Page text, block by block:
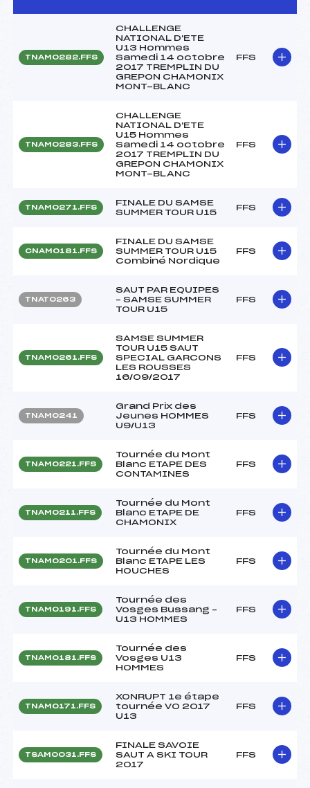
TNAM0282.FFS
CHALLENGE
NATIONAL D'ETE
U13 Hommes
Samedi 14 octobre
2017 TREMPLIN DU
GREPON CHAMONIX
MONT-BLANC
FFS
TNAM0283.FFS
CHALLENGE
NATIONAL D'ETE
U15 Hommes
Samedi 14 octobre
2017 TREMPLIN DU
GREPON CHAMONIX
MONT-BLANC
FFS
TNAM0271.FFS
FINALE DU SAMSE
SUMMER TOUR U15
FFS
CNAM0181.FFS
FINALE DU SAMSE
SUMMER TOUR U15
Combiné Nordique
FFS
TNAT0263
SAUT PAR EQUIPES
– SAMSE SUMMER
TOUR U15
FFS
TNAM0261.FFS
SAMSE SUMMER
TOUR U15 SAUT
SPECIAL GARCONS
LES ROUSSES
16/09/2017
FFS
TNAM0241
Grand Prix des
Jeunes HOMMES
U9/U13
FFS
TNAM0221.FFS
Tournée du Mont
Blanc ETAPE DES
CONTAMINES
FFS
TNAM0211.FFS
Tournée du Mont
Blanc ETAPE DE
CHAMONIX
FFS
TNAM0201.FFS
Tournée du Mont
Blanc ETAPE LES
HOUCHES
FFS
TNAM0191.FFS
Tournée des
Vosges Bussang –
U13 HOMMES
FFS
TNAM0181.FFS
Tournée des
Vosges U13
HOMMES
FFS
TNAM0171.FFS
XONRUPT 1e étape
tournée VO 2017
U13
FFS
TSAM0031.FFS
FINALE SAVOIE
SAUT A SKI TOUR
2017
FFS